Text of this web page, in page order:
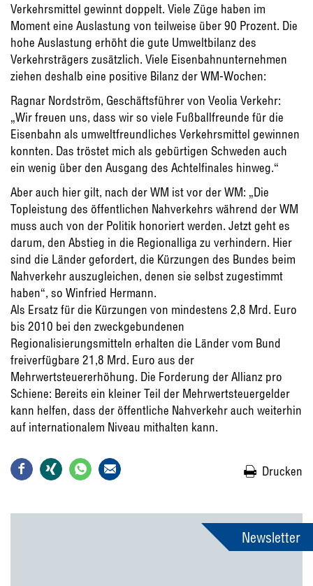
Verkehrsmittel gewinnt doppelt. Viele Züge haben im
Moment eine Auslastung von teilweise über 90 Prozent. Die
hohe Auslastung erhöht die gute Umweltbilanz des
Verkehrsträgers zusätzlich. Viele Eisenbahnunternehmen
ziehen deshalb eine positive Bilanz der WM-Wochen:
Ragnar Nordström, Geschäftsführer von Veolia Verkehr:
„Wir freuen uns, dass wir so viele Fußballfreunde für die
Eisenbahn als umweltfreundliches Verkehrsmittel gewinnen
konnten. Das tröstet mich als gebürtigen Schweden auch
ein wenig über den Ausgang des Achtelfinales hinweg.“
Aber auch hier gilt, nach der WM ist vor der WM: „Die
Topleistung des öffentlichen Nahverkehrs während der WM
muss auch von der Politik honoriert werden. Jetzt geht es
darum, den Abstieg in die Regionalliga zu verhindern. Hier
sind die Länder gefordert, die Kürzungen des Bundes beim
Nahverkehr auszugleichen, denen sie selbst zugestimmt
haben“, so Winfried Hermann.
Als Ersatz für die Kürzungen von mindestens 2,8 Mrd. Euro
bis 2010 bei den zweckgebundenen
Regionalisierungsmitteln erhalten die Länder vom Bund
freiverfügbare 21,8 Mrd. Euro aus der
Mehrwertsteuererhöhung. Die Forderung der Allianz pro
Schiene: Bereits ein kleiner Teil der Mehrwertsteuergelder
kann helfen, dass der öffentliche Nahverkehr auch weiterhin
auf internationalem Niveau mithalten kann.
Drucken
Newsletter